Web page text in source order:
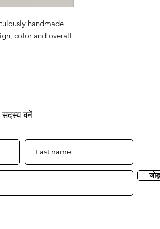
handmade
color and overall
सदस्य बनें